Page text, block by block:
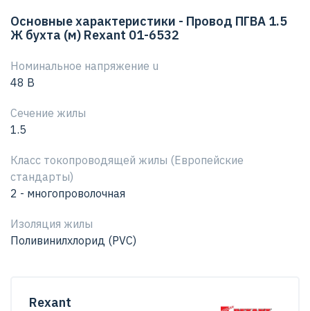
провод ПГВА: П — Провод Г — Гибкий В — Изоляция из
поливинилхлоридного пластиката А —
Автотракторный Технические характеристики:
Номинальное напряжение: до 48 В Электрическое
мОм Изоляция жилы: из ПВХ пластиката Расцветка
провода имеет сплошную расцветку Класс гибкости:
значения минимального размера провода Предельно
допустимая рабочая температура: –50...+70 °C Срок
службы: 15 лет
Основные характеристики - Провод ПГВА 1.5
Ж бухта (м) Rexant 01-6532
Номинальное напряжение u
48 В
Сечение жилы
1.5
Класс токопроводящей жилы (Европейские
стандарты)
2 - многопроволочная
Изоляция жилы
Поливинилхлорид (PVC)
Rexant